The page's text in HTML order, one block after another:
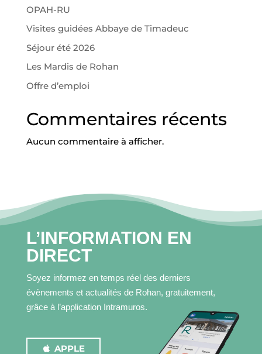
OPAH-RU
Visites guidées Abbaye de Timadeuc
Séjour été 2026
Les Mardis de Rohan
Offre d’emploi
Commentaires récents
Aucun commentaire à afficher.
L’INFORMATION EN
DIRECT
Soyez informez en temps réel des derniers
évènements et actualités de Rohan, gratuitement,
grâce à l’application Intramuros.
APPLE